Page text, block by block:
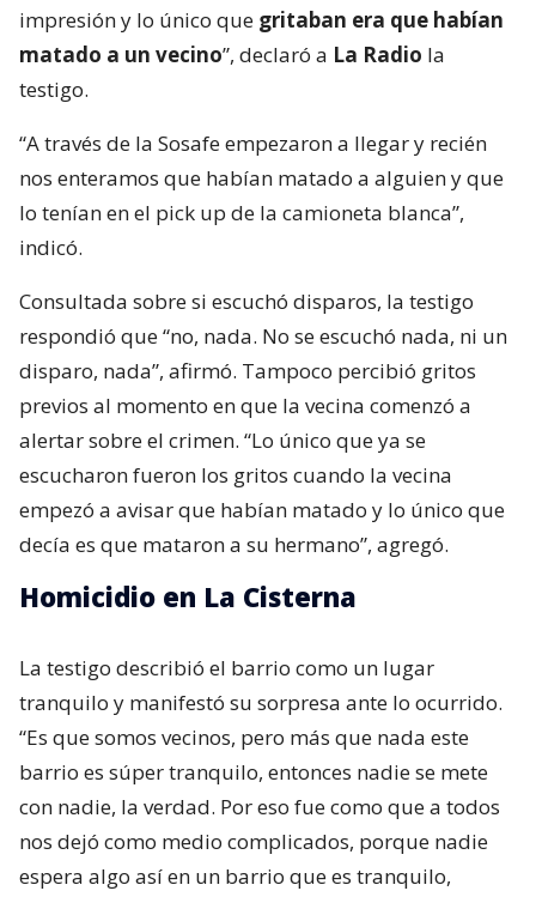
impresión y lo único que gritaban era que habían
matado a un vecino”, declaró a La Radio la
testigo.
“A través de la Sosafe empezaron a llegar y recién
nos enteramos que habían matado a alguien y que
lo tenían en el pick up de la camioneta blanca”,
indicó.
Consultada sobre si escuchó disparos, la testigo
respondió que “no, nada. No se escuchó nada, ni un
disparo, nada”, afirmó. Tampoco percibió gritos
previos al momento en que la vecina comenzó a
alertar sobre el crimen. “Lo único que ya se
escucharon fueron los gritos cuando la vecina
empezó a avisar que habían matado y lo único que
decía es que mataron a su hermano”, agregó.
Homicidio en La Cisterna
La testigo describió el barrio como un lugar
tranquilo y manifestó su sorpresa ante lo ocurrido.
“Es que somos vecinos, pero más que nada este
barrio es súper tranquilo, entonces nadie se mete
con nadie, la verdad. Por eso fue como que a todos
nos dejó como medio complicados, porque nadie
espera algo así en un barrio que es tranquilo,